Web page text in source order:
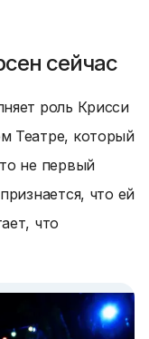
сейчас
роль Крисси
Театре, который
не первый
что ей
что